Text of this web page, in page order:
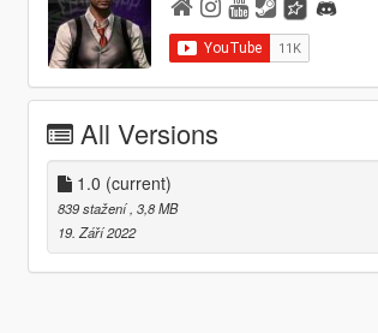
All Versions
1.0 (current)
839 stažení , 3,8 MB
19. Září 2022